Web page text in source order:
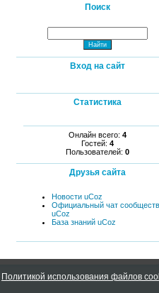
Поиск
Вход на сайт
Статистика
Онлайн всего: 4
Гостей: 4
Пользователей: 0
Друзья сайта
Новости uCoz
Официальный чат
uCoz
База знаний uCoz
Политикой использования файлов